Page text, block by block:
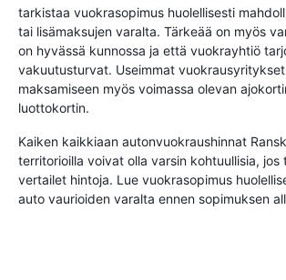
tarkistaa vuokrasopimus huolellisesti
tai lisämaksujen varalta. Tärkeää on myös
on hyvässä kunnossa ja että vuokrayhtiö
vakuutusturvat. Useimmat
maksamiseen myös voimassa olevan
luottokortin.
Kaiken kaikkiaan autonvuokraushinnat
territorioilla voivat olla varsin kohtuullisia, jos
vertailet hintoja. Lue vuokrasopimus
auto vaurioiden varalta ennen sopimuksen